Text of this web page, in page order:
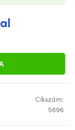
Cikszám:
5696